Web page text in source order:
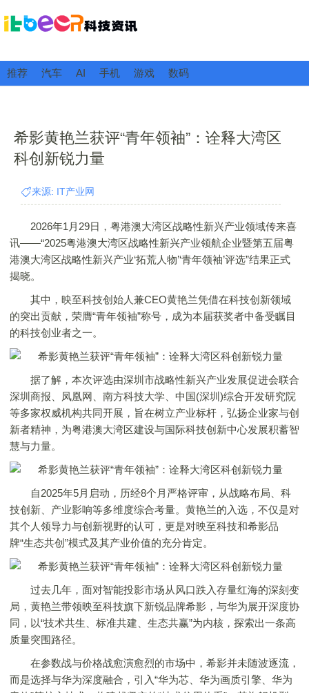
推荐 汽车 AI 手机 游戏 数码
希影黄艳兰获评“青年领袖”：诠释大湾区
科创新锐力量
来源: IT产业网
2026年1月29日，粤港澳大湾区战略性新兴产业领域传来喜
讯——“2025粤港澳大湾区战略性新兴产业领航企业暨第五届粤
港澳大湾区战略性新兴产业‘拓荒人物’‘青年领袖’评选”结果正式
揭晓。
其中，映至科技创始人兼CEO黄艳兰凭借在科技创新领域
的突出贡献，荣膺“青年领袖”称号，成为本届获奖者中备受瞩目
的科技创业者之一。
据了解，本次评选由深圳市战略性新兴产业发展促进会联合
深圳商报、凤凰网、南方科技大学、中国(深圳)综合开发研究院
等多家权威机构共同开展，旨在树立产业标杆，弘扬企业家与创
新者精神，为粤港澳大湾区建设与国际科技创新中心发展积蓄智
慧与力量。
自2025年5月启动，历经8个月严格评审，从战略布局、科
技创新、产业影响等多维度综合考量。黄艳兰的入选，不仅是对
其个人领导力与创新视野的认可，更是对映至科技和希影品
牌“生态共创”模式及其产业价值的充分肯定。
过去几年，面对智能投影市场从风口跌入存量红海的深刻变
局，黄艳兰带领映至科技旗下新锐品牌希影，与华为展开深度协
同，以“技术共生、标准共建、生态共赢”为内核，探索出一条高
质量突围路径。
在参数战与价格战愈演愈烈的市场中，希影并未随波逐流，
而是选择与华为深度融合，引入“华为芯、华为画质引擎、华为